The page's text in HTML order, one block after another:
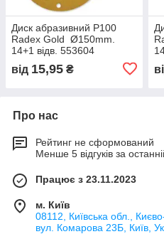
Диск абразивний Р100
Radex Gold Ø150mm.
14+1 відв. 553604
від 15,95 ₴
Про нас
Рейтинг не сформований
Менше 5 відгуків за
Працює з 23.11.2023
м. Київ
08112, Київська обл.,
вул. Комарова 23Б, Київ,